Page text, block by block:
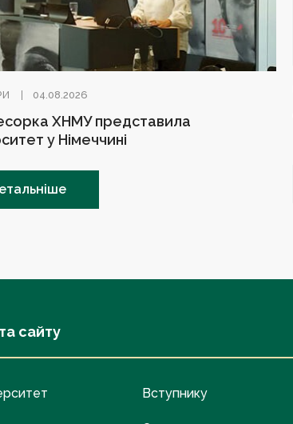
04.08.2026
ХНМУ представила
у Німеччині
сайту
Вступнику